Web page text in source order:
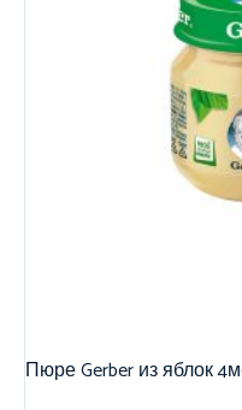
Пюре Gerber из яблок